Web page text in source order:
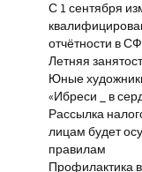
С 1 сентября
отчётности в
Летняя
Юные
«Ибреси _ в
Рассылка
лицам будет
правилам
Профилактика